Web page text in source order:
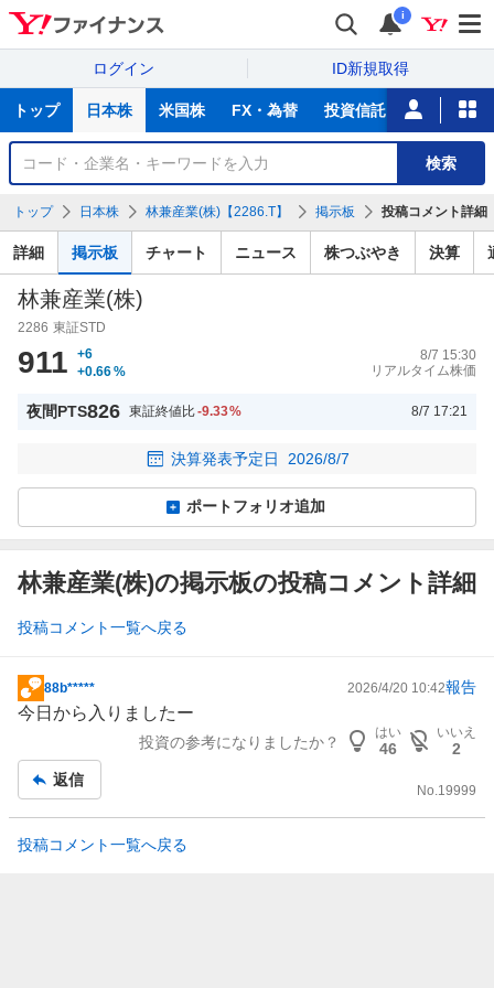
i
ログイン ID新規取得
サ
トップ 日本株 米国株 FX・為替 投資信託 ニュース
銘
検
索
検索
トップ 日本株 林兼産業(株)【2286.T】 掲示板 投稿コメント詳細
詳細 掲示板 チャート ニュース 株つぶやき 決算
林兼産業(株)
2286 東証STD
911
+6
+0.66%
8/7 15:30
リアルタイム株価
夜間PTS826 東証終値比-9.33% 8/7 17:21
決算発表予定日 2026/8/7
ポートフォリオ追加
林兼産業(株)の掲示板の投稿コメント詳細
投稿コメント一覧へ戻る
掲
示
事
88b***** 2026/4/20 10:42報告
今日から入りましたー
投資の参考になりましたか？
はい
46
いいえ
2
返信
No.19999
投稿コメント一覧へ戻る